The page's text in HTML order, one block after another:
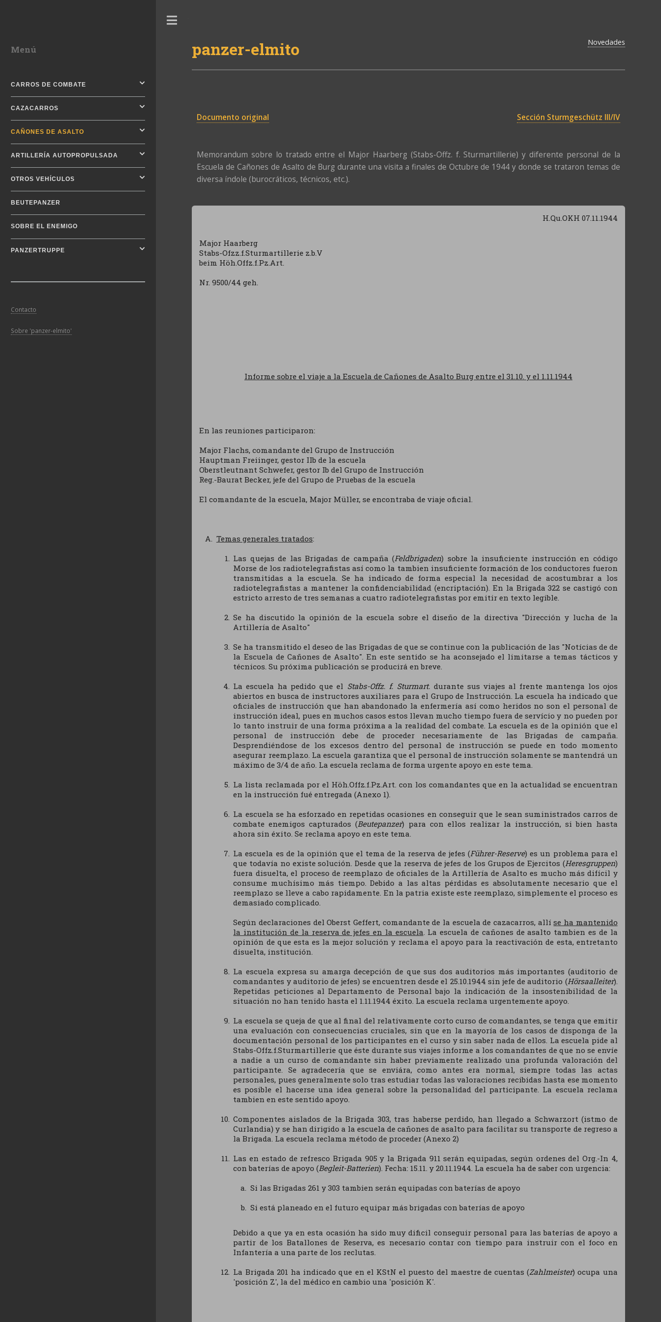
panzer-elmito Novedades
Documento original Sección Sturmgeschütz III/IV
Memorandum sobre lo tratado entre el Major Haarberg (Stabs-Offz. f. Sturmartillerie) y diferente personal de la
Escuela de Cañones de Asalto de Burg durante una visita a finales de Octubre de 1944 y donde se trataron temas de
diversa índole (burocráticos, técnicos, etc.).
H.Qu.OKH 07.11.1944
Major Haarberg
Stabs-Ofzz.f.Sturmartillerie z.b.V
beim Höh.Offz.f.Pz.Art.
Nr. 9500/44 geh.
Informe sobre el viaje a la Escuela de Cañones de Asalto Burg entre el 31.10. y el 1.11.1944
En las reuniones participaron:
Major Flachs, comandante del Grupo de Instrucción
Hauptman Freiinger, gestor IIb de la escuela
Oberstleutnant Schwefer, gestor Ib del Grupo de Instrucción
Reg.-Baurat Becker, jefe del Grupo de Pruebas de la escuela
El comandante de la escuela, Major Müller, se encontraba de viaje oficial.
Temas generales tratados:
Las quejas de las Brigadas de campaña (Feldbrigaden) sobre la insuficiente instrucción en código
Morse de los radiotelegrafistas así como la tambien insuficiente formación de los conductores fueron
transmitidas a la escuela. Se ha indicado de forma especial la necesidad de acostumbrar a los
radiotelegrafistas a mantener la confidenciabilidad (encriptación). En la Brigada 322 se castigó con
estricto arresto de tres semanas a cuatro radiotelegrafistas por emitir en texto legible.
Se ha discutido la opinión de la escuela sobre el diseño de la directiva "Dirección y lucha de la
Artillería de Asalto"
Se ha transmitido el deseo de las Brigadas de que se continue con la publicación de las "Notícias de de
la Escuela de Cañones de Asalto". En este sentido se ha aconsejado el limitarse a temas tácticos y
técnicos. Su próxima publicación se producirá en breve.
La escuela ha pedido que el Stabs-Offz. f. Sturmart. durante sus viajes al frente mantenga los ojos
abiertos en busca de instructores auxiliares para el Grupo de Instrucción. La escuela ha indicado que
oficiales de instrucción que han abandonado la enfermería así como heridos no son el personal de
instrucción ideal, pues en muchos casos estos llevan mucho tiempo fuera de servício y no pueden por
lo tanto instruir de una forma próxima a la realidad del combate. La escuela es de la opinión que el
personal de instrucción debe de proceder necesariamente de las Brigadas de campaña.
Desprendiéndose de los excesos dentro del personal de instrucción se puede en todo momento
asegurar reemplazo. La escuela garantiza que el personal de instrucción solamente se mantendrá un
máximo de 3/4 de año. La escuela reclama de forma urgente apoyo en este tema.
La lista reclamada por el Höh.Offz.f.Pz.Art. con los comandantes que en la actualidad se encuentran
en la instrucción fué entregada (Anexo 1).
La escuela se ha esforzado en repetidas ocasiones en conseguir que le sean suministrados carros de
combate enemigos capturados (Beutepanzer) para con ellos realizar la instrucción, si bien hasta
ahora sin éxito. Se reclama apoyo en este tema.
La escuela es de la opinión que el tema de la reserva de jefes (Führer-Reserve) es un problema para el
que todavía no existe solución. Desde que la reserva de jefes de los Grupos de Ejercitos (Heresgruppen)
fuera disuelta, el proceso de reemplazo de oficiales de la Artillería de Asalto es mucho más difícil y
consume muchísimo más tiempo. Debido a las altas pérdidas es absolutamente necesario que el
reemplazo se lleve a cabo rapidamente. En la patria existe este reemplazo, simplemente el proceso es
demasiado complicado.
Según declaraciones del Oberst Geffert, comandante de la escuela de cazacarros, allíse ha mantenido
la institución de la reserva de jefes en la escuela. La escuela de cañones de asalto tambien es de la
opinión de que esta es la mejor solución y reclama el apoyo para la reactivación de esta, entretanto
disuelta, institución.
La escuela expresa su amarga decepción de que sus dos auditorios más importantes (auditorio de
comandantes y auditorio de jefes) se encuentren desde el 25.10.1944 sin jefe de auditorio (Hörsaalleiter).
Repetidas peticiones al Departamento de Personal bajo la indicación de la insostenibilidad de la
situación no han tenido hasta el 1.11.1944 éxito. La escuela reclama urgentemente apoyo.
La escuela se queja de que al final del relativamente corto curso de comandantes, se tenga que emitir
una evaluación con consecuencias cruciales, sin que en la mayoría de los casos de disponga de la
documentación personal de los participantes en el curso y sin saber nada de ellos. La escuela pide al
Stabs-Offz.f.Sturmartillerie que éste durante sus viajes informe a los comandantes de que no se envíe
a nadie a un curso de comandante sin haber previamente realizado una profunda valoración del
participante. Se agradecería que se enviára, como antes era normal, siempre todas las actas
personales, pues generalmente solo tras estudiar todas las valoraciones recibidas hasta ese momento
es posible el hacerse una idea general sobre la personalidad del participante. La escuela reclama
tambien en este sentido apoyo.
Componentes aislados de la Brigada 303, tras haberse perdido, han llegado a Schwarzort (istmo de
Curlandia) y se han dirigido a la escuela de cañones de asalto para facilitar su transporte de regreso a
la Brigada. La escuela reclama método de proceder (Anexo 2)
Las en estado de refresco Brigada 905 y la Brigada 911 serán equipadas, según ordenes del Org.-In 4,
con baterías de apoyo (Begleit-Batterien). Fecha: 15.11. y 20.11.1944. La escuela ha de saber con urgencia:
Si las Brigadas 261 y 303 tambien serán equipadas con baterías de apoyo
Si está planeado en el futuro equipar más brigadas con baterías de apoyo
Debido a que ya en esta ocasión ha sido muy dificil conseguir personal para las baterías de apoyo a
partir de los Batallones de Reserva, es necesario contar con tiempo para instruir con el foco en
Infantería a una parte de los reclutas.
La Brigada 201 ha indicado que en el KStN el puesto del maestre de cuentas (Zahlmeister) ocupa una
'posición Z', la del médico en cambio una 'posición K'.
Menú
CARROS DE COMBATE
CAZACARROS
CAÑONES DE ASALTO
ARTILLERÍA AUTOPROPULSADA
OTROS VEHÍCULOS
BEUTEPANZER
SOBRE EL ENEMIGO
PANZERTRUPPE
Contacto
Sobre 'panzer-elmito'